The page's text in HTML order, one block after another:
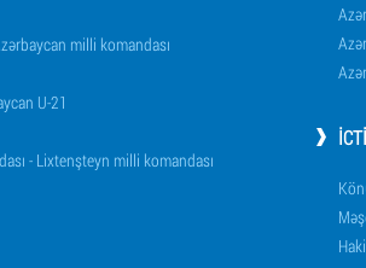
milli komandası
U-21
- Lixtenşteyn milli komandası